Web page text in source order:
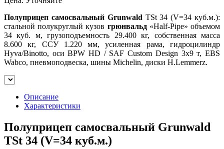
Полуприцеп самосвальный Grunwald TSt 34 (V=34 куб.м.):
стальной полукруглый кузов грюнвальд«Half-Pipe» объемом
34 куб. м, грузоподъемность 29.400 кг, собственная масса
8.600 кг, ССУ 1.220 мм, усиленная рама, гидроцилиндр
Hyva/Binotto, оси BPW HD / SAF Custom Design 3x9 т, EBS
Wabco, пневмоподвеска, шины Michelin, диски H.Lemmerz.
Описание
Характеристики
Полуприцеп самосвальный Grunwald
TSt 34 (V=34 куб.м.)